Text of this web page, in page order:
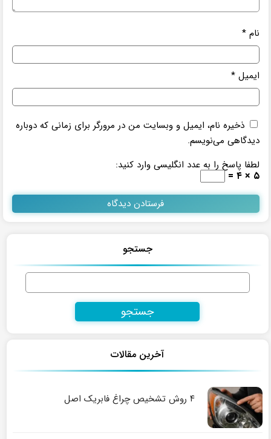
نام*
ایمیل*
ذخیره نام، ایمیل و وبسایت من در مرورگر برای زمانی که دوباره
دیدگاهی می‌نویسم.
لطفا پاسخ را به عدد انگلیسی وارد کنید:
۵ × ۴ =
جستجو
جستجو
آخرین مقالات
۴ روش تشخیص چراغ فابریک اصل